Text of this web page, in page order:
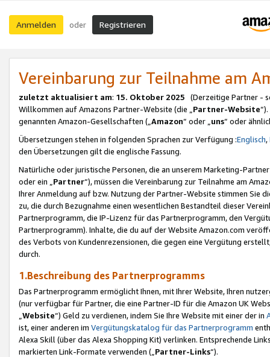
Anmelden oder Registrieren
Vereinbarung zur Teilnahme am
zuletzt aktualisiert am: 15. Oktober 2025 (Derzeitige Partner -
Willkommen auf Amazons Partner-Website (die „Partner-Website
genannten Amazon-Gesellschaften („Amazon“ oder „uns“ oder
Übersetzungen stehen in folgenden Sprachen zur Verfügung :Englisch,
den Übersetzungen gilt die englische Fassung.
Natürliche oder juristische Personen, die an unserem Marketing-
oder ein „Partner“), müssen die Vereinbarung zur Teilnahme am
Ihrer Anmeldung auf bzw. Nutzung der Partner-Website stimmen Sie
zu, die durch Bezugnahme einen wesentlichen Bestandteil dieser
Partnerprogramm, die IP-Lizenz für das Partnerprogramm, den
Partnerprogramm). Inhalte, die du auf der Website Amazon.com
des Verbots von Kundenrezensionen, die gegen eine Vergütung
durch.
1.Beschreibung des Partnerprogramms
Das Partnerprogramm ermöglicht Ihnen, mit Ihrer Website, Ihren
(nur verfügbar für Partner, die eine Partner-ID für die Amazon UK
Website“) Geld zu verdienen, indem Sie Ihre Website mit einer der in
ist, einer anderen im Vergütungskatalog für das Partnerprogramm
Alexa Skill (über das Alexa Shopping Kit) verlinken. Entsprechende
markierten Link-Formate verwenden („ Partner-Links“).